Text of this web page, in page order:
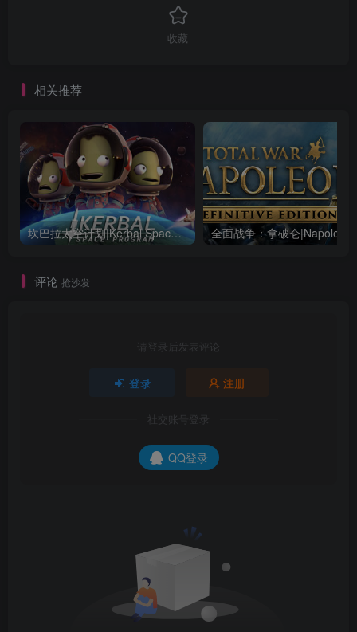
收藏
相关推荐
坎巴拉太空计划|Kerbal Space Program|1.12.5.3190|整合全DLC
评论 抢沙发
请登录后发表评论
登录 注册
社交账号登录
QQ登录